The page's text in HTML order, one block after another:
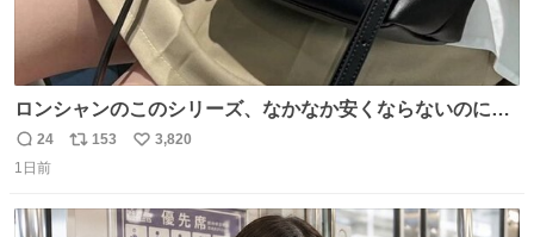
ロンシャンのこのシリーズ、なかなか安くならないのにセ
ール価格になってる🖤✨レザーなのが反則級にかわいい。
持ってるだけでコーデが格上げされる。
返
信
24
リ
153
い
数
3,820
1日前